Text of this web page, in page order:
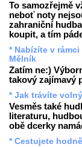
To samozřejmě
neboť noty
zahraniční
koupit, a tím
* Nabízíte v
Mělník
Zatím ne:)
takový zajímavý
* Jak trávíte
Vesměs také
literaturu,
obě dcerky
* Cestujete